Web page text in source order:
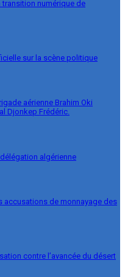
transition numérique de
sur la scène politique
aérienne Brahim Oki
Djonkep Frédéric.
délégation algérienne
accusations de monnayage des
contre l’avancée du désert